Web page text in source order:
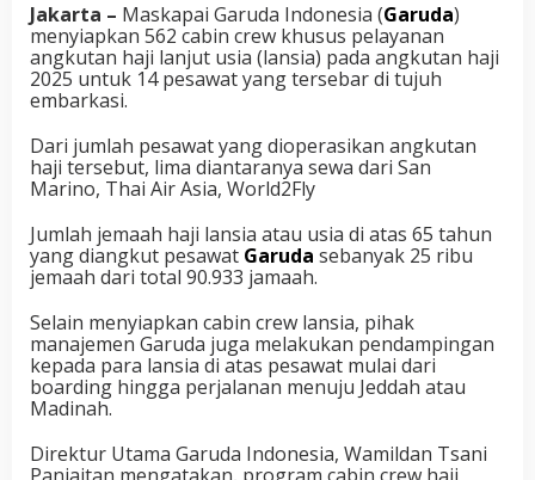
Jakarta – Maskapai Garuda Indonesia (Garuda)
menyiapkan 562 cabin crew khusus pelayanan
angkutan haji lanjut usia (lansia) pada angkutan haji
2025 untuk 14 pesawat yang tersebar di tujuh
embarkasi.
Dari jumlah pesawat yang dioperasikan angkutan
haji tersebut, lima diantaranya sewa dari San
Marino, Thai Air Asia, World2Fly
Jumlah jemaah haji lansia atau usia di atas 65 tahun
yang diangkut pesawat Garuda sebanyak 25 ribu
jemaah dari total 90.933 jamaah.
Selain menyiapkan cabin crew lansia, pihak
manajemen Garuda juga melakukan pendampingan
kepada para lansia di atas pesawat mulai dari
boarding hingga perjalanan menuju Jeddah atau
Madinah.
Direktur Utama Garuda Indonesia, Wamildan Tsani